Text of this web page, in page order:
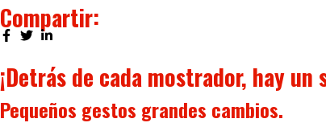
Compartir:
¡Detrás de cada mostrador, hay un
Pequeños gestos grandes cambios.